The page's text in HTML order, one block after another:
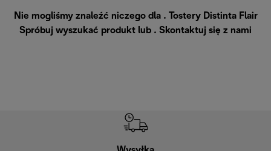
Nie mogliśmy znaleźć niczego dla . Tostery Distinta Flair
Spróbuj wyszukać produkt lub . Skontaktuj się z nami